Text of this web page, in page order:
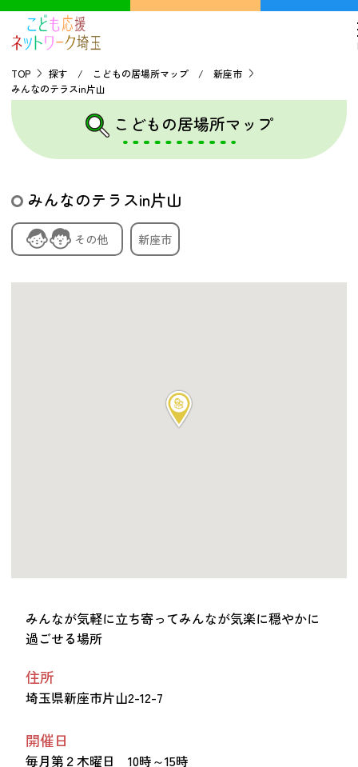
TOP
こどもの貧困について
探す
こどもの居場所マップ
TOP
探す / こどもの居場所マップ / 新座市
みんなのテラスin片山
こどもの居場所マップ
みんなのテラスin片山
その他 新座市
みんなが気軽に立ち寄ってみんなが気楽に穏やかに
過ごせる場所
住所
埼玉県新座市片山2-12-7
開催日
毎月第２木曜日 10時～15時